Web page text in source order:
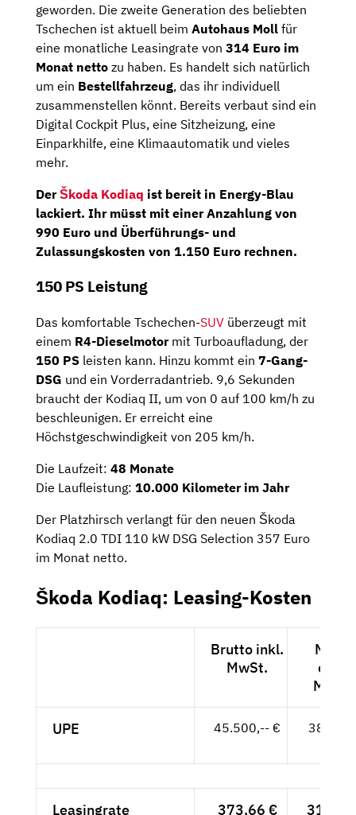
geworden. Die zweite Generation des beliebten
Tschechen ist aktuell beim Autohaus Moll für
eine monatliche Leasingrate von 314 Euro im
Monat netto zu haben. Es handelt sich natürlich
um ein Bestellfahrzeug, das ihr individuell
zusammenstellen könnt. Bereits verbaut sind ein
Digital Cockpit Plus, eine Sitzheizung, eine
Einparkhilfe, eine Klimaautomatik und vieles
mehr.
DerŠkoda Kodiaq ist bereit in Energy-Blau
lackiert. Ihr müsst mit einer Anzahlung von
990 Euro und Überführungs- und
Zulassungskosten von 1.150 Euro rechnen.
150 PS Leistung
Das komfortable Tschechen-SUV überzeugt mit
einem R4-Dieselmotormit Turboaufladung, der
150 PS leisten kann. Hinzu kommt ein 7-Gang-
DSG und ein Vorderradantrieb. 9,6 Sekunden
braucht der Kodiaq II, um von 0 auf 100 km/h zu
beschleunigen. Er erreicht eine
Höchstgeschwindigkeit von 205 km/h.
Die Laufzeit: 48 Monate
Die Laufleistung: 10.000 Kilometer im Jahr
Der Platzhirsch verlangt für den neuen Škoda
Kodiaq 2.0 TDI 110 kW DSG Selection 357 Euro
im Monat netto.
Škoda Kodiaq: Leasing-Kosten
Brutto inkl.
MwSt.
Netto
exkl.
MwSt.
UPE 45.500,-- €
Leasingrate 373,66 € 314,--